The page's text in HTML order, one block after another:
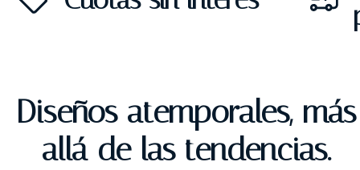
Diseños atemporales, más
allá de las tendencias.